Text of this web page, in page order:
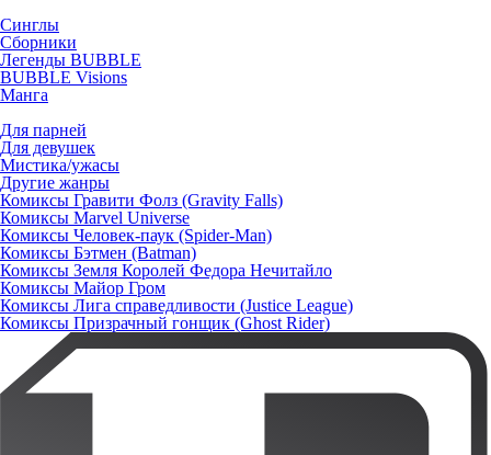
Синглы
Сборники
Легенды BUBBLE
BUBBLE Visions
Манга
Для парней
Для девушек
Мистика/ужасы
Другие жанры
Комиксы Гравити Фолз (Gravity Falls)
Комиксы Marvel Universe
Комиксы Человек-паук (Spider-Man)
Комиксы Бэтмен (Batman)
Комиксы Земля Королей Федора Нечитайло
Комиксы Майор Гром
Комиксы Лига справедливости (Justice League)
Комиксы Призрачный гонщик (Ghost Rider)